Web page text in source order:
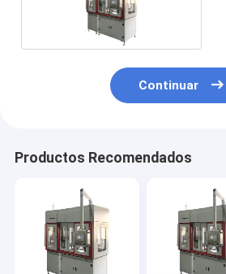
Continuar
Productos Recomendados